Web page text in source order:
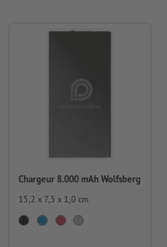
Chargeur 8.000 mAh Wolfsberg
15,2 x 7,5 x 1,0 cm